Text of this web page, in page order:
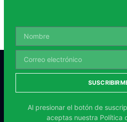
Al presionar el botón de
aceptas nuestra Política